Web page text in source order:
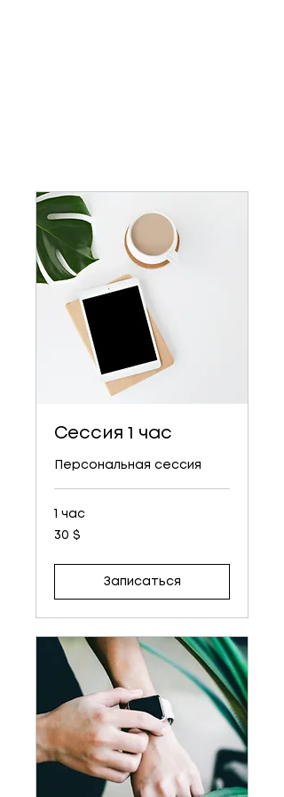
Сессия 1 час
Персональная сессия
1 час
30
долларов
30 $
Записаться